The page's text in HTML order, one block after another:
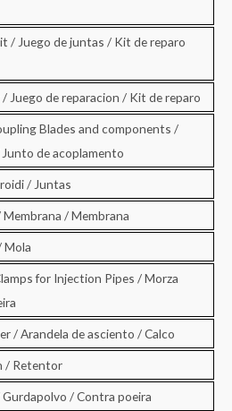
/ Juego de juntas / Kit de reparo
Juego de reparacion / Kit de reparo
Blades and components /
de acoplamento
/ Juntas
/ Membrana
Mola
for Injection Pipes / Morza
/ Arandela de asciento / Calco
/ Retentor
/ Contra poeira